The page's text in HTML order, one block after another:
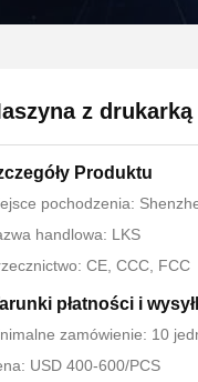
z
Produktu
pochodzenia:
handlowa: LKS
CE, CCC, FCC
płatności i
zamówienie: 10
USD 400-600/PCS